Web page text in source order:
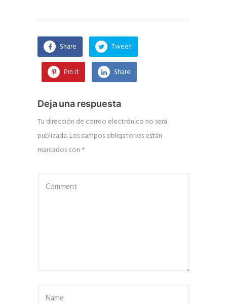
Share Tweet
Pin it Share
Deja una respuesta
Tu dirección de correo electrónico no será
publicada.Los campos obligatorios están
marcados con *